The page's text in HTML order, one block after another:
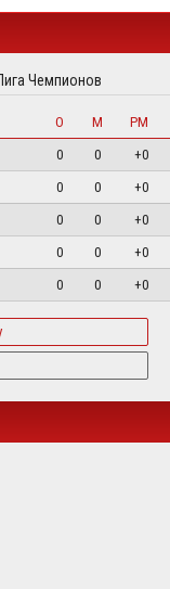
Чемпионов
О М
РМ
0 0
+0
0 0
+0
0 0
+0
0 0
+0
0 0 +0